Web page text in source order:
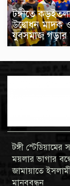
টঙ্গীতে
উদ্বোধন মাদক
যুবসমাজ গড়ার
টঙ্গী স্টেডিয়ামের
ময়লার ভাগার
জামায়াতে
মানববন্ধন